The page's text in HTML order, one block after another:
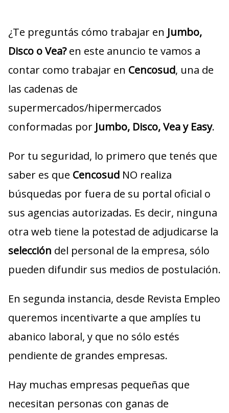
¿Te preguntás cómo trabajar en Jumbo,
Disco o Vea?en este anuncio te vamos a
contar como trabajar en Cencosud, una de
las cadenas de
supermercados/hipermercados
conformadas por Jumbo, Disco, Vea y Easy.
Por tu seguridad, lo primero que tenés que
saber es que Cencosud NO realiza
búsquedas por fuera de su portal oficial o
sus agencias autorizadas. Es decir, ninguna
otra web tiene la potestad de adjudicarse la
selección del personal de la empresa, sólo
pueden difundir sus medios de postulación.
En segunda instancia, desde Revista Empleo
queremos incentivarte a que amplíes tu
abanico laboral, y que no sólo estés
pendiente de grandes empresas.
Hay muchas empresas pequeñas que
necesitan personas con ganas de